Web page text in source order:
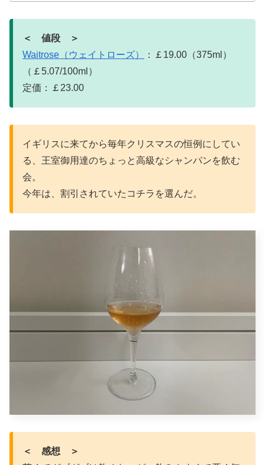
＜ 値段 ＞
Waitrose（ウェイトローズ）
：￡19.00（375ml）
（￡5.07/100ml）
定価：￡23.00
イギリスに来てから毎年クリスマスの恒例にしてい
る、王室御用達のちょっと高級なシャンパンを飲む
会。
今年は、割引されていたコチラを選んだ。
＜ 感想 ＞